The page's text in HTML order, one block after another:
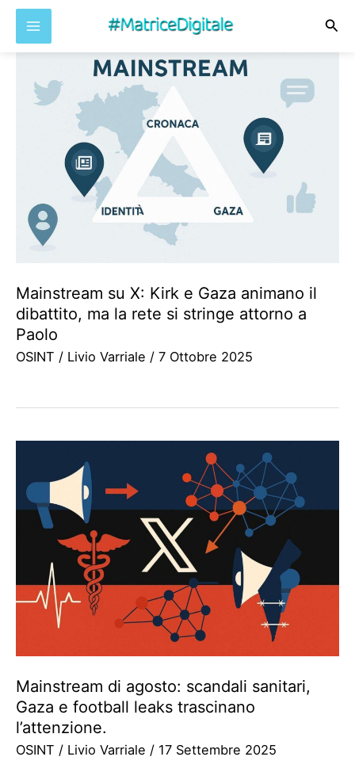
contenuto
Mainstream su X: Kirk e Gaza animano il
dibattito, ma la rete si stringe attorno a
Paolo
OSINT / Livio Varriale / 7 Ottobre 2025
Mainstream di agosto: scandali sanitari,
Gaza e football leaks trascinano
l’attenzione.
OSINT / Livio Varriale / 17 Settembre 2025